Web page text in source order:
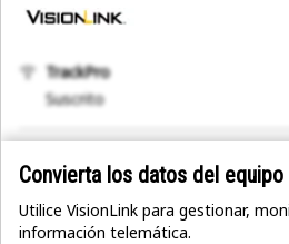
TrackPro
Suscrito
Convierta los datos del equipo
Utilice VisionLink para gestionar,
información telemática.